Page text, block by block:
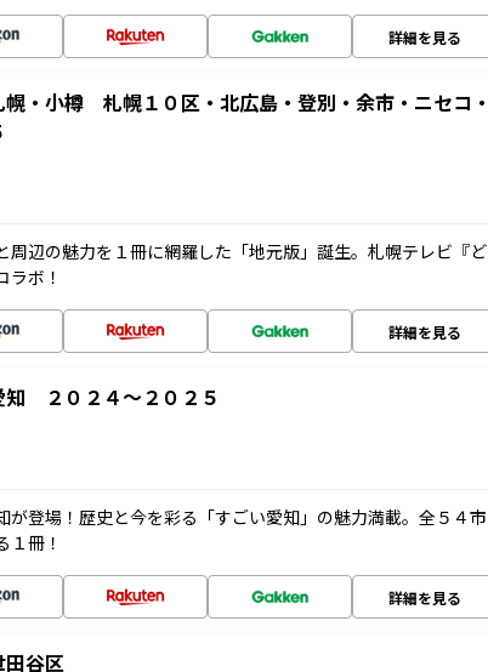
詳細を見る
・小樽 札幌１０区・北広島・登別・余市・ニセコ・
周辺の魅力を１冊に網羅した「地元版」誕生。札幌テレビ『ど
ラボ！
詳細を見る
２０２４～２０２５
が登場！歴史と今を彩る「すごい愛知」の魅力満載。全５４市
１冊！
詳細を見る
谷区